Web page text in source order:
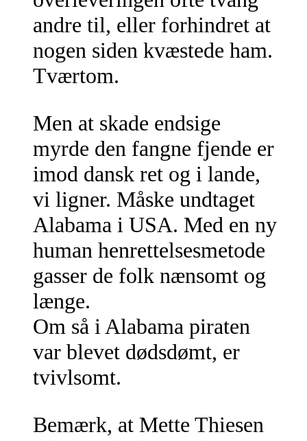
andre til, eller forhindret at
nogen siden kvæstede ham.
Tværtom.
Men at skade endsige
myrde den fangne fjende er
imod dansk ret og i lande,
vi ligner. Måske undtaget
Alabama i USA. Med en ny
human henrettelsesmetode
gasser de folk nænsomt og
længe.
Om så i Alabama piraten
var blevet dødsdømt, er
tvivlsomt.
Bemærk, at Mette Thiesen